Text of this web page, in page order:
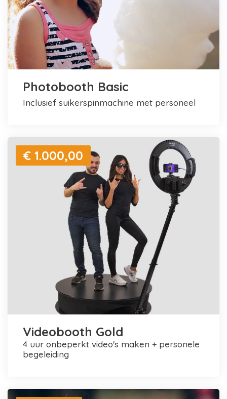
Photobooth Basic
inclusief suikerspinmachine met personeel
€ 1.000,00
Videobooth Gold
4 uur onbeperkt video's maken + personele
begeleiding